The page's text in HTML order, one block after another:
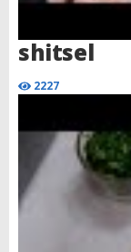
shitsel
2227